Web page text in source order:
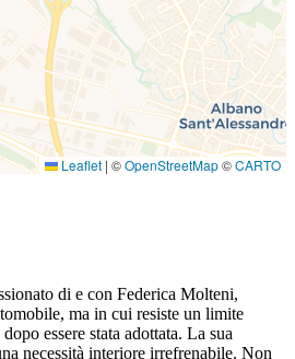
Leaflet | ©OpenStreetMap©CARTO
di e con Federica Molteni,
ma in cui resiste un limite
essere stata adottata. La sua
necessità interiore irrefrenabile. Non